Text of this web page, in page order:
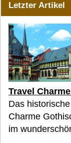
Letzter Artikel
Travel
Das
Charme
im